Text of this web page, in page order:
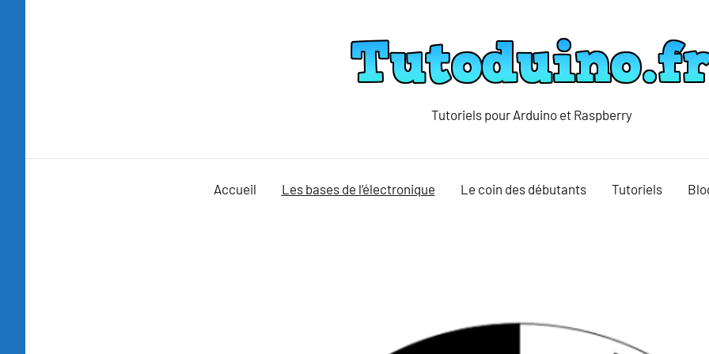
Tutoduino
Tutoriels pour Arduino et Raspberry
Accueil Les bases de l’électronique Le coin des débutants Tutoriels